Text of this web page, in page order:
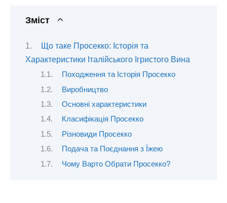
Зміст
Що таке Просекко: Історія та
Характеристики Італійського Ігристого Вина
Походження та Історія Просекко
Виробництво
Основні характеристики
Класифікація Просекко
Різновиди Просекко
Подача та Поєднання з Їжею
Чому Варто Обрати Просекко?